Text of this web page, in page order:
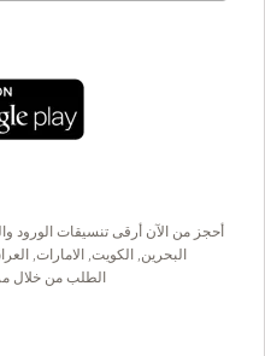
أحجز من الآن أرقى تنسيقات الورود
البحرين, الكويت, الامارات,
الطلب من خلال